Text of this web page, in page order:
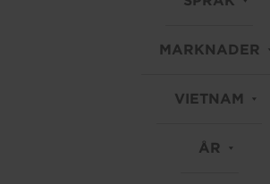
MARKNADER
VIETNAM
ÅR